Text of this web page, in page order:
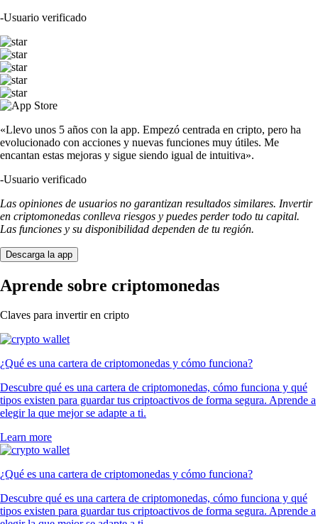
-Usuario verificado
«Llevo unos 5 años con la app. Empezó centrada en cripto, pero ha
evolucionado con acciones y nuevas funciones muy útiles. Me
encantan estas mejoras y sigue siendo igual de intuitiva».
-Usuario verificado
Las opiniones de usuarios no garantizan resultados similares. Invertir
en criptomonedas conlleva riesgos y puedes perder todo tu capital.
Las funciones y su disponibilidad dependen de tu región.
Descarga la app
Aprende sobre criptomonedas
Claves para invertir en cripto
¿Qué es una cartera de criptomonedas y cómo funciona?
Descubre qué es una cartera de criptomonedas, cómo funciona y qué
tipos existen para guardar tus criptoactivos de forma segura. Aprende a
elegir la que mejor se adapte a ti.
Learn more
¿Qué es una cartera de criptomonedas y cómo funciona?
Descubre qué es una cartera de criptomonedas, cómo funciona y qué
tipos existen para guardar tus criptoactivos de forma segura. Aprende a